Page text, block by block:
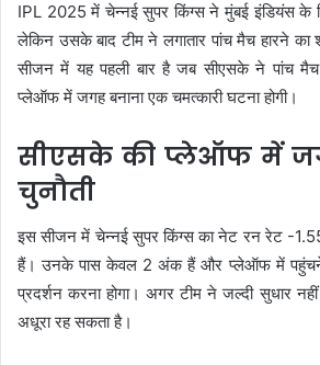
IPL 2025 में चेन्नई सुपर किंग्स ने मुंबई इंडियंस के
लेकिन उसके बाद टीम ने लगातार पांच मैच हारने का
सीजन में यह पहली बार है जब सीएसके ने पांच
प्लेऑफ में जगह बनाना एक चमत्कारी घटना होगी।
सीएसके की प्लेऑफ में
चुनौती
इस सीजन में चेन्नई सुपर किंग्स का नेट रन रेट -
हैं। उनके पास केवल 2 अंक हैं और प्लेऑफ में पहुंचने
प्रदर्शन करना होगा। अगर टीम ने जल्दी सुधार
अधूरा रह सकता है।